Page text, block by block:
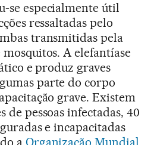
se especialmente útil
ressaltadas pelo
transmitidas pela
mosquitos. A elefantíase
e produz graves
parte do corpo
grave. Existem
de pessoas infectadas, 40
e incapacitadas
a Organização Mundial